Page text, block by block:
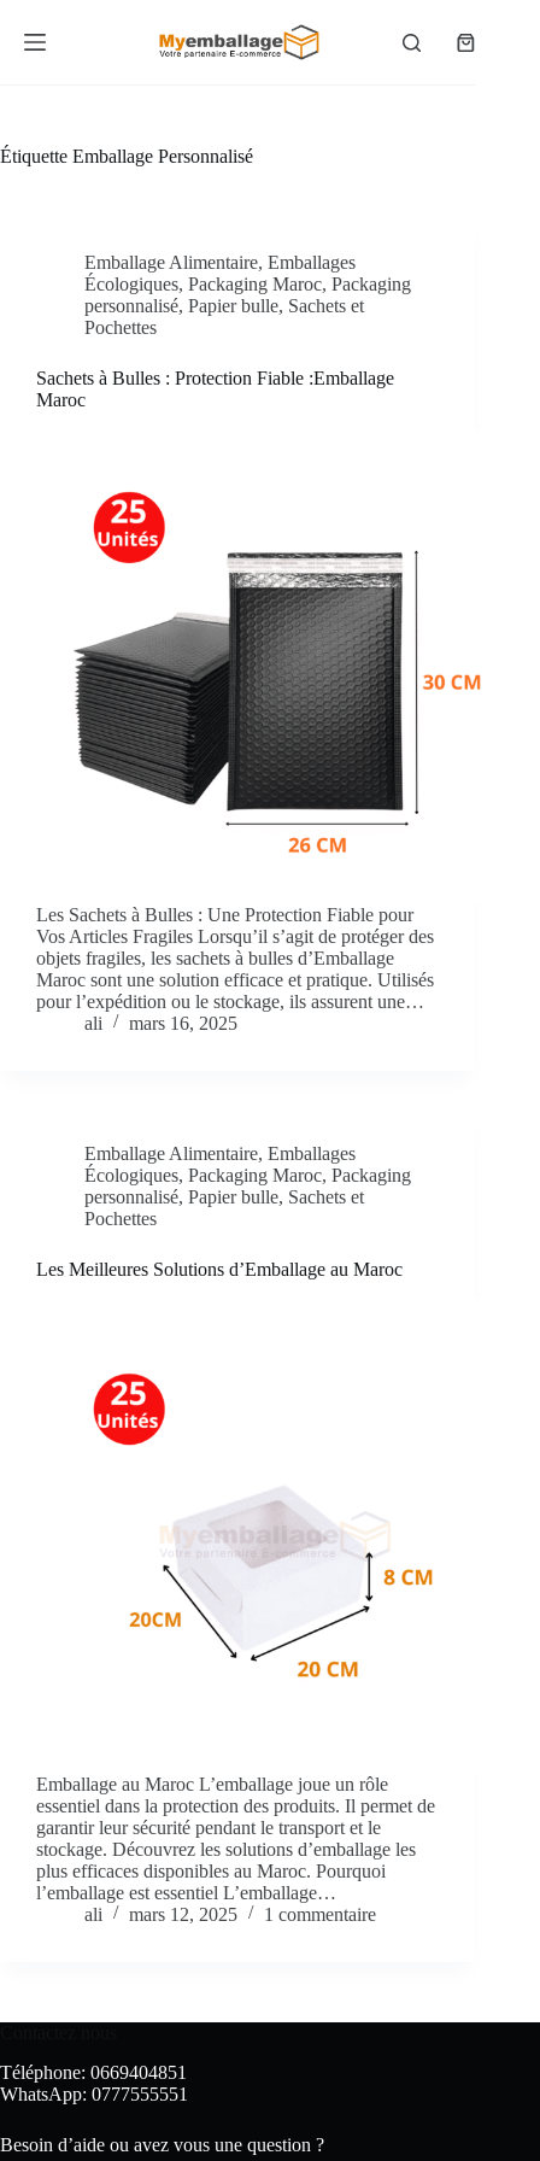
contenu
Panier
Étiquette Emballage Personnalisé
Emballage Alimentaire, Emballages
Écologiques, Packaging Maroc, Packaging
personnalisé, Papier bulle, Sachets et
Pochettes
Sachets à Bulles : Protection Fiable :Emballage
Maroc
Les Sachets à Bulles : Une Protection Fiable pour
Vos Articles Fragiles Lorsqu’il s’agit de protéger des
objets fragiles, les sachets à bulles d’Emballage
Maroc sont une solution efficace et pratique. Utilisés
pour l’expédition ou le stockage, ils assurent une…
ali
mars 16, 2025
Emballage Alimentaire, Emballages
Écologiques, Packaging Maroc, Packaging
personnalisé, Papier bulle, Sachets et
Pochettes
Les Meilleures Solutions d’Emballage au Maroc
Emballage au Maroc L’emballage joue un rôle
essentiel dans la protection des produits. Il permet de
garantir leur sécurité pendant le transport et le
stockage. Découvrez les solutions d’emballage les
plus efficaces disponibles au Maroc. Pourquoi
l’emballage est essentiel L’emballage…
ali
mars 12, 2025 1 commentaire
Téléphone: 0669404851
WhatsApp: 0777555551
Besoin d’aide ou avez vous une question ?